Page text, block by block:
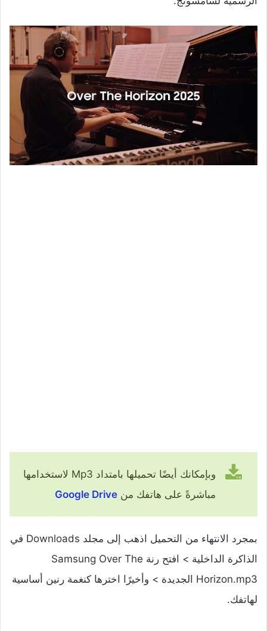
وبإمكانك أيضًا تحميلها بامتداد Mp3 لاستخدامها
مباشرةً على هاتفك من Google Drive
بمجرد الانتهاء من التحميل اذهب إلى مجلد Downloads في
الذاكرة الداخلية > افتح رنة Samsung Over The
Horizon.mp3 الجديدة > وأخيرًا اخترها كنغمة رنين أساسية
لهاتفك.